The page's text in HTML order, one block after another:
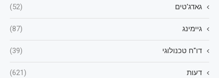
גאדג'טים (52)
גיימינג (87)
דו"ח טכנולוגי (39)
דעות (621)